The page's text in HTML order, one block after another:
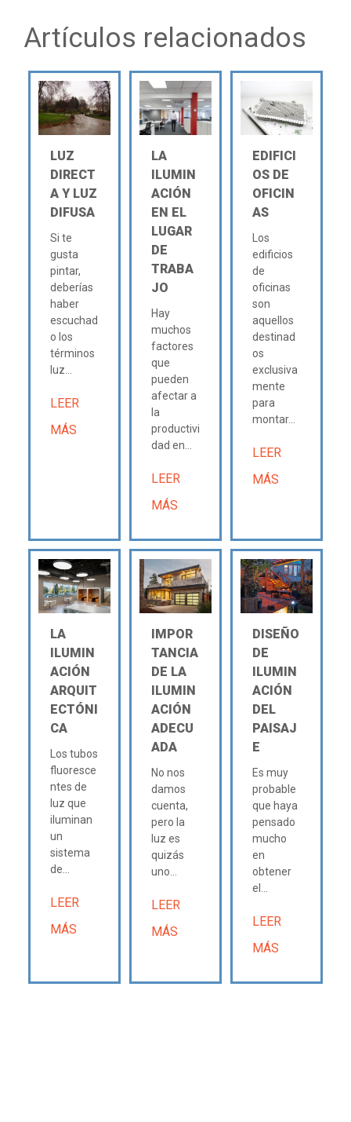
Artículos relacionados
LUZ
DIRECT
A Y LUZ
DIFUSA
Si te
gusta
pintar,
deberías
haber
escuchad
o los
términos
luz...
LEER
MÁS
LA
ILUMIN
ACIÓN
EN EL
LUGAR
DE
TRABA
JO
Hay
muchos
factores
que
pueden
afectar a
la
productivi
dad en...
LEER
MÁS
EDIFICI
OS DE
OFICIN
AS
Los
edificios
de
oficinas
son
aquellos
destinad
os
exclusiva
mente
para
montar...
LEER
MÁS
LA
ILUMIN
ACIÓN
ARQUIT
ECTÓNI
CA
Los tubos
fluoresce
ntes de
luz que
iluminan
un
sistema
de...
LEER
MÁS
IMPOR
TANCIA
DE LA
ILUMIN
ACIÓN
ADECU
ADA
No nos
damos
cuenta,
pero la
luz es
quizás
uno...
LEER
MÁS
DISEÑO
DE
ILUMIN
ACIÓN
DEL
PAISAJ
E
Es muy
probable
que haya
pensado
mucho
en
obtener
el...
LEER
MÁS